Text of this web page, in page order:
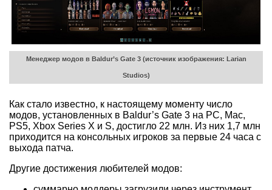
Менеджер модов в Baldur’s Gate 3 (источник изображения: Larian
Studios)
Как стало известно, к настоящему моменту число
модов, установленных в Baldur’s Gate 3 на PC, Mac,
PS5, Xbox Series X и S, достигло 22 млн. Из них 1,7 млн
приходится на консольных игроков за первые 24 часа с
выхода патча.
Другие достижения любителей модов: